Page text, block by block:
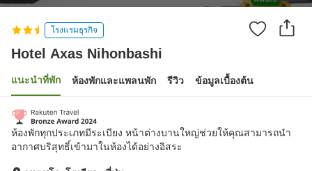
โรงแรมธุรกิจ
Hotel Axas Nihonbashi
แนะนำที่พัก ห้องพักและแพลนพัก รีวิว ข้อมูลเบื้องต้น
ห้องพักทุกประเภทมีระเบียง หน้าต่างบานใหญ่ช่วยให้คุณสามารถนำ
อากาศบริสุทธิ์เข้ามาในห้องได้อย่างอิสระ